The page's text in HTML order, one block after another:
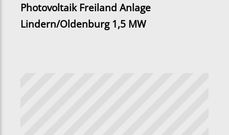
Photovoltaik Freiland Anlage
Lindern/Oldenburg 1,5 MW